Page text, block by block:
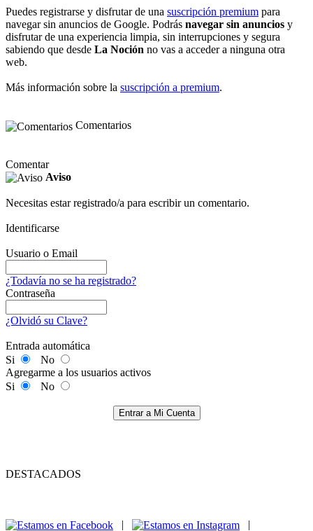
Puedes registrarse y disfrutar de una suscripción premium para
navegar sin anuncios de Google. Podrás navegar sin anuncios y
disfrutar de una experiencia limpia, sin interrupciones y segura
sabiendo que desde La Noción no vas a acceder a ninguna otra
web.
Más información sobre la suscripción a premium.
Comentarios
Comentar
Aviso
Necesitas estar registrado/a para escribir un comentario.
Identificarse
Usuario o Email
¿Todavía no se ha registrado?
Contraseña
¿Olvidó su Clave?
Entrada automática
Si
No
Agregarme a los usuarios activos
Si
No
Entrar a Mi Cuenta
DESTACADOS
|
|